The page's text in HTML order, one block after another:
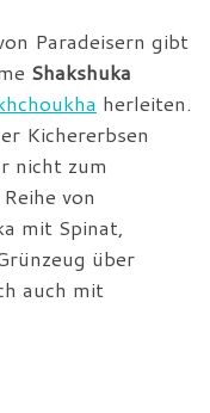
Paradeisern gibt
Shakshuka
herleiten.
Kichererbsen
nicht zum
von
mit Spinat,
über
auch mit